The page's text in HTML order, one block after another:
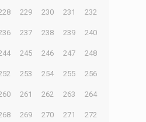
229 230 231 232
237 238 239 240
245 246 247 248
253 254 255 256
261 262 263 264
269 270 271 272